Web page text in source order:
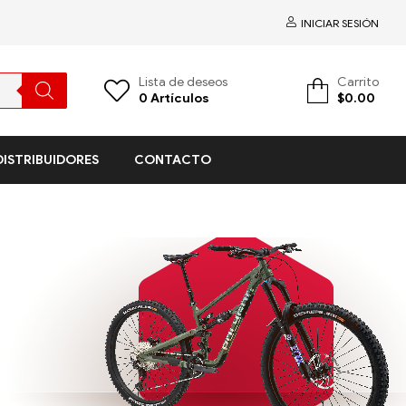
INICIAR SESIÓN
Lista de deseos
0 Artículos
Carrito
$0.00
CONTACTO